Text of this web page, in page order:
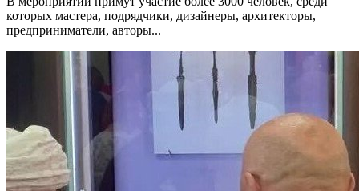
которых мастера, подрядчики, дизайнеры, архитекторы,
предприниматели, авторы...